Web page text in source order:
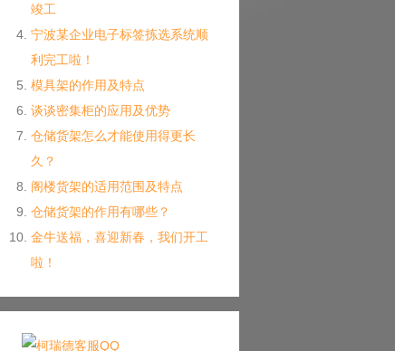
竣工
宁波某企业电子标签拣选系统顺
利完工啦！
模具架的作用及特点
谈谈密集柜的应用及优势
仓储货架怎么才能使用得更长
久？
阁楼货架的适用范围及特点
仓储货架的作用有哪些？
金牛送福，喜迎新春，我们开工
啦！